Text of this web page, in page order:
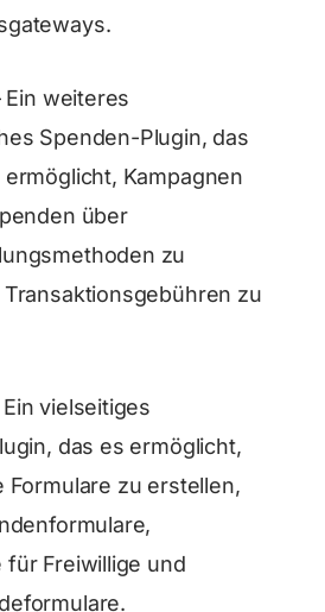
weiteres
Spenden-Plugin, das
Kampagnen
über
zu
zu
vielseitiges
das es ermöglicht,
zu erstellen,
für Freiwillige und